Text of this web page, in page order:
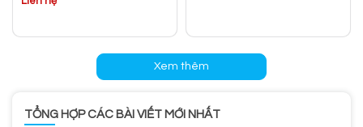
Xem thêm
TỔNG HỢP CÁC BÀI VIẾT MỚI NHẤT